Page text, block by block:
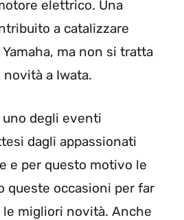
elettrico. Una
a catalizzare
ma non si tratta
novità a Iwata.
uno degli eventi
dagli appassionati
e per questo motivo le
queste occasioni per far
migliori novità. Anche